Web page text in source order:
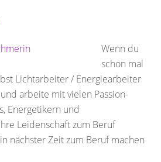
Wenn du
schon mal
Lichtarbeiter / Energiearbeiter
arbeite mit vielen Passion-
Energetikern und
Leidenschaft zum Beruf
nächster Zeit zum Beruf machen